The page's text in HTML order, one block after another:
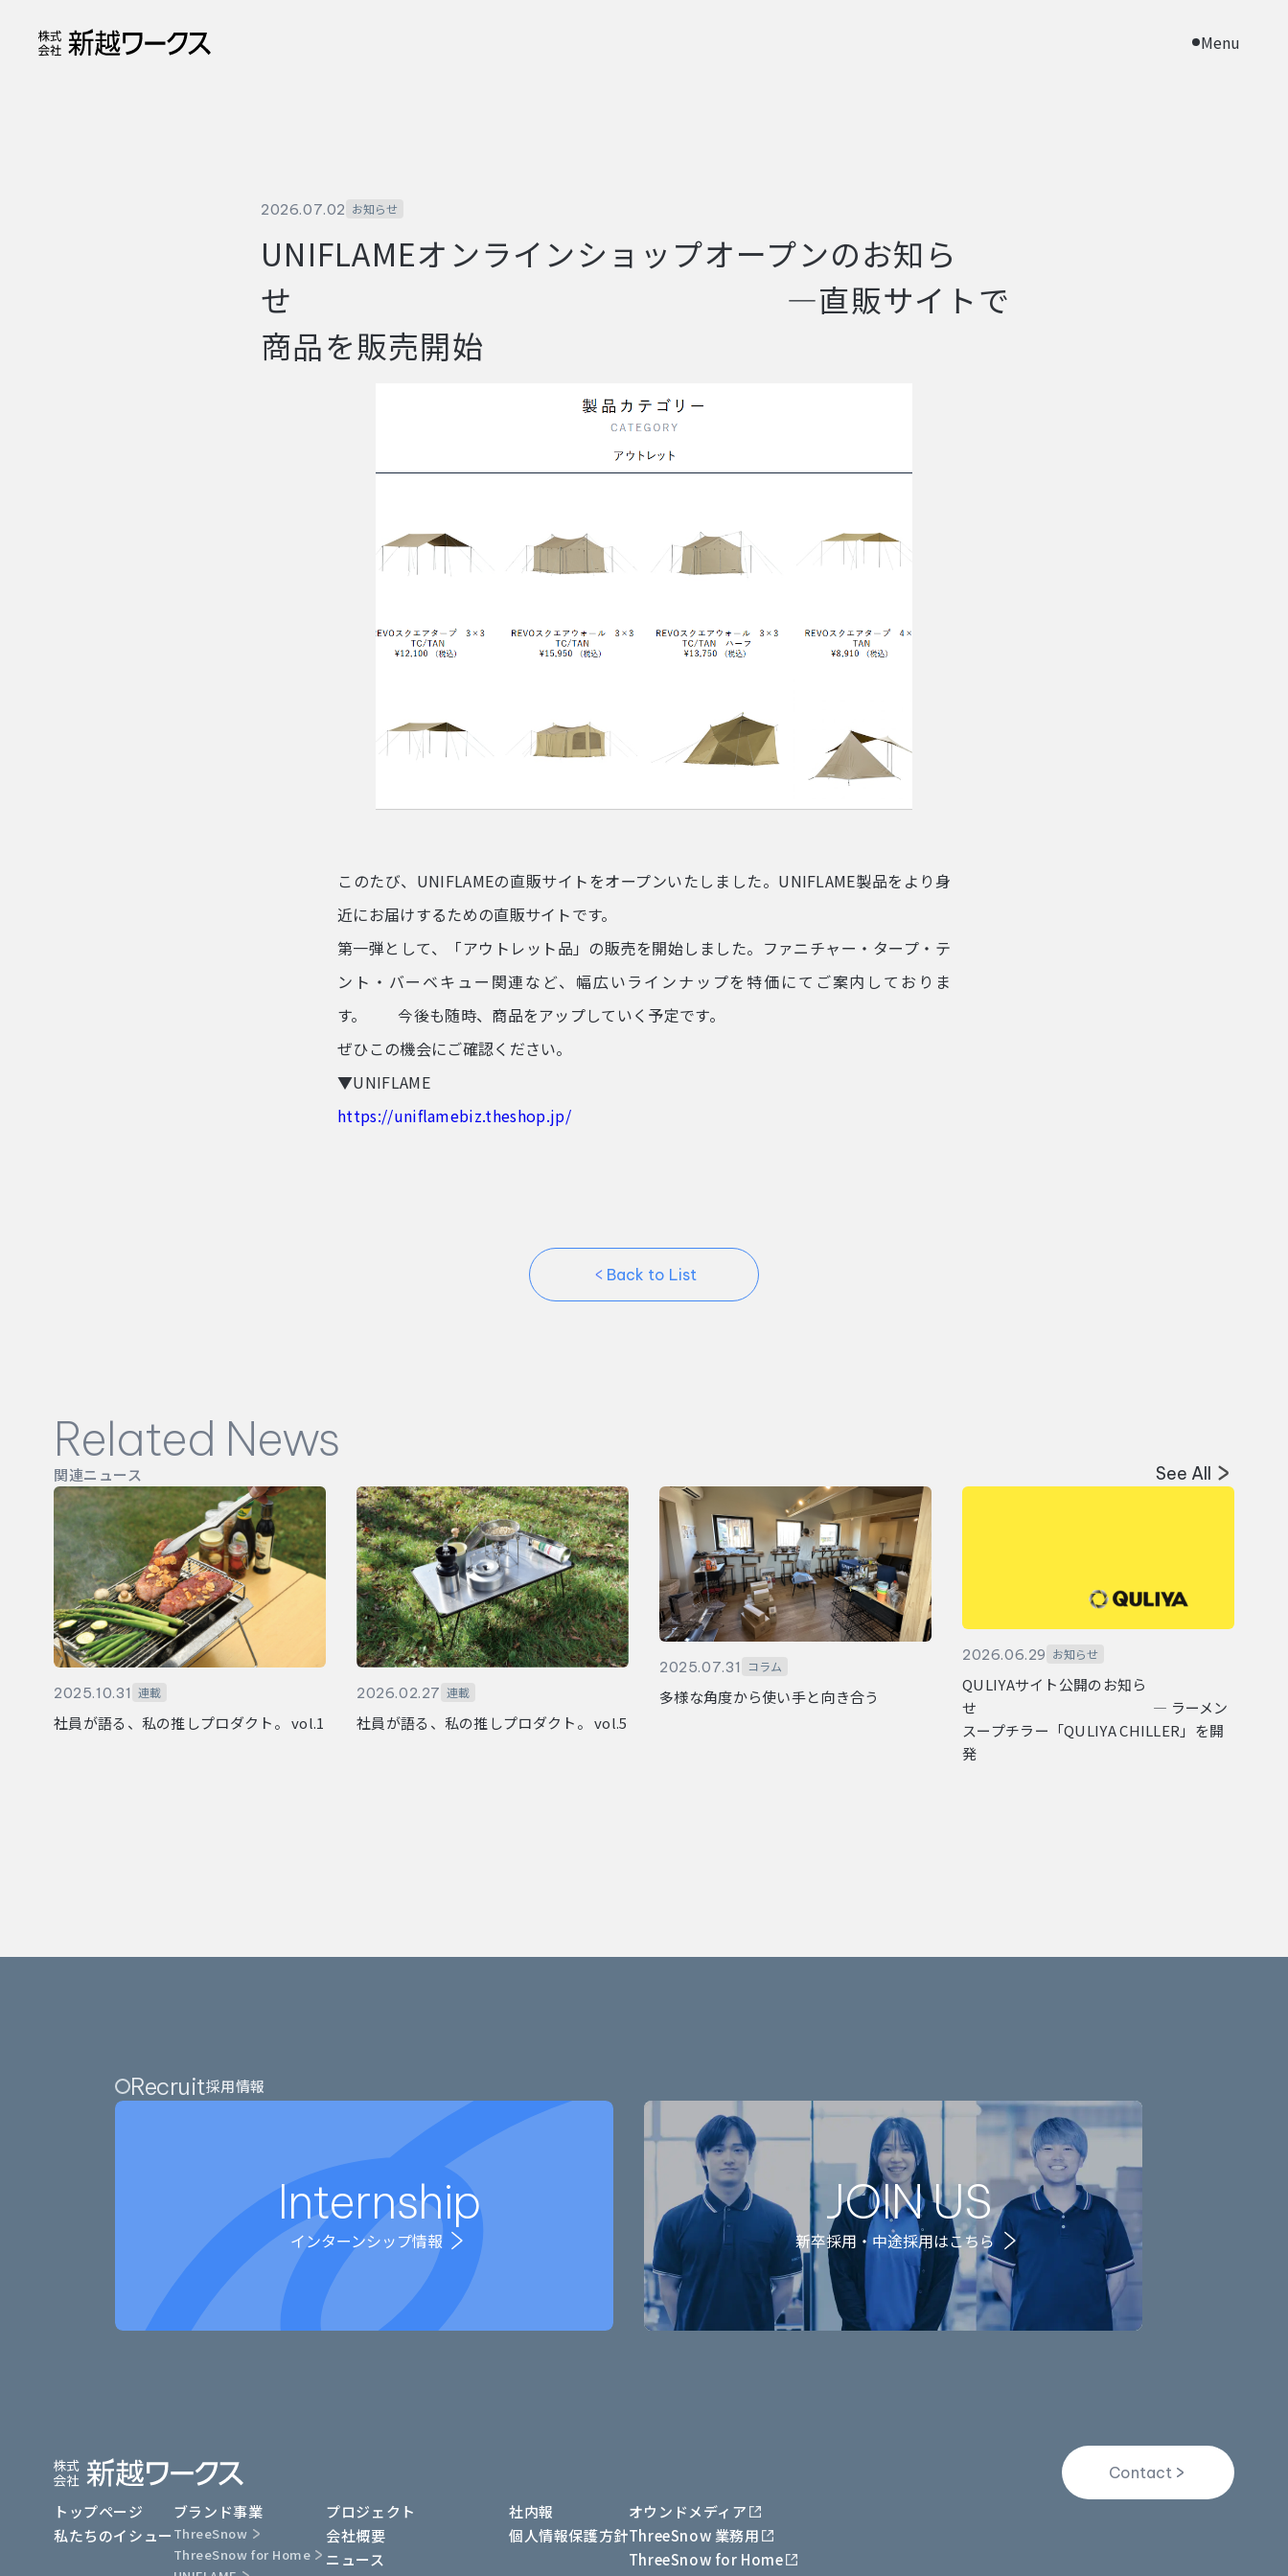
Menu
2026.07.02 お知らせ
UNIFLAMEオンラインショップオープンのお知ら
せ ―直販サイトで
商品を販売開始
このたび、UNIFLAMEの直販サイトをオープンいたしました。UNIFLAME製品をより身
近にお届けするための直販サイトです。
第一弾として、「アウトレット品」の販売を開始しました。ファニチャー・タープ・テ
ント・バーベキュー関連など、幅広いラインナップを特価にてご案内しておりま
す。 今後も随時、商品をアップしていく予定です。
ぜひこの機会にご確認ください。
▼UNIFLAME
https://uniflamebiz.theshop.jp/
Back to List
Related News
関連ニュース See All
2025.10.31 連載
社員が語る、私の推しプロダクト。 vol.1
2026.02.27 連載
社員が語る、私の推しプロダクト。 vol.5
2025.07.31 コラム
多様な角度から使い手と向き合う
2026.06.29 お知らせ
QULIYAサイト公開のお知ら
せ ― ラーメン
スープチラー「QULIYA CHILLER」を開
発
Recruit採用情報
Internship
インターンシップ情報
JOIN US
新卒採用・中途採用はこちら
Contact
トップページ
私たちのイシュー
ブランド事業
ThreeSnow
ThreeSnow for Home
プロジェクト
会社概要
ニュース
社内報
個人情報保護方針
オウンドメディア
ThreeSnow 業務用
ThreeSnow for Home